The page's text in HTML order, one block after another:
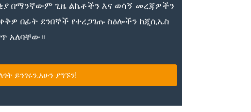
በማንኛውም ጊዜ ልኬቶችን እና ወሳኝ መረጃዎችን
በፊት ደንበኞች የተረጋገጡ ስዕሎችን ከጂሲኤስ
አለባቸው።
ይንገሩን.አሁን ያግኙን!